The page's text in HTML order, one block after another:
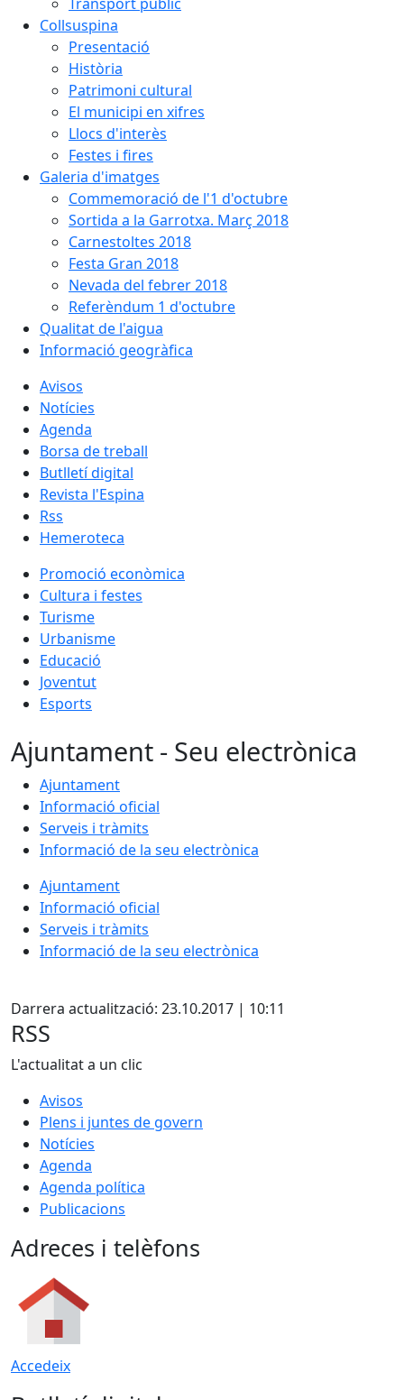
Collsuspina
Presentació
Història
Patrimoni cultural
El municipi en xifres
Llocs d'interès
Festes i fires
Galeria d'imatges
Commemoració de l'1 d'octubre
Sortida a la Garrotxa. Març 2018
Carnestoltes 2018
Festa Gran 2018
Nevada del febrer 2018
Referèndum 1 d'octubre
Qualitat de l'aigua
Informació geogràfica
Avisos
Notícies
Agenda
Borsa de treball
Butlletí digital
Revista l'Espina
Rss
Hemeroteca
Promoció econòmica
Cultura i festes
Turisme
Urbanisme
Educació
Joventut
Esports
Ajuntament - Seu electrònica
Ajuntament
Informació oficial
Serveis i tràmits
Informació de la seu electrònica
Ajuntament
Informació oficial
Serveis i tràmits
Informació de la seu electrònica
Darrera actualització: 23.10.2017 | 10:11
RSS
L'actualitat a un clic
Avisos
Plens i juntes de govern
Notícies
Agenda
Agenda política
Publicacions
Adreces i telèfons
Accedeix